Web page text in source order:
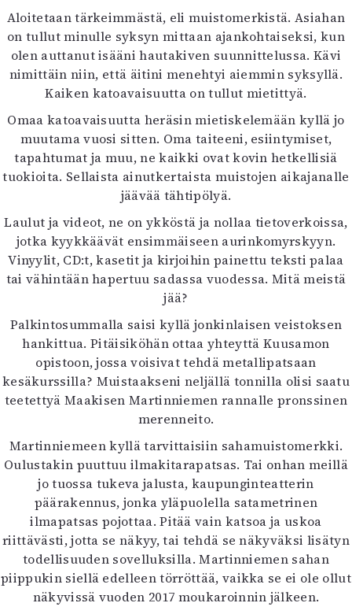
Lehdet
4/2026
2–3/2026
1/2026
6/2025
5/2025 saame
5/2025
Lehtiarkisto
Info
Tilaus ja irtonumerot
Yhteistyössä
Toimitus
Mediatiedot
Kaltio ry
Aloitetaan tärkeimmästä, eli muistomerkistä. Asiahan
on tullut minulle syksyn mittaan ajankohtaiseksi, kun
olen auttanut isääni hautakiven suunnittelussa. Kävi
nimittäin niin, että äitini menehtyi aiemmin syksyllä.
Kaiken katoavaisuutta on tullut mietittyä.
Omaa katoavaisuutta heräsin mietiskelemään kyllä jo
muutama vuosi sitten. Oma taiteeni, esiintymiset,
tapahtumat ja muu, ne kaikki ovat kovin hetkellisiä
tuokioita. Sellaista ainutkertaista muistojen aikajanalle
jäävää tähtipölyä.
Laulut ja videot, ne on ykköstä ja nollaa tietoverkoissa,
jotka kyykkäävät ensimmäiseen aurinkomyrskyyn.
Vinyylit, CD:t, kasetit ja kirjoihin painettu teksti palaa
tai vähintään hapertuu sadassa vuodessa. Mitä meistä
jää?
Palkintosummalla saisi kyllä jonkinlaisen veistoksen
hankittua. Pitäisiköhän ottaa yhteyttä Kuusamon
opistoon, jossa voisivat tehdä metallipatsaan
kesäkurssilla? Muistaakseni neljällä tonnilla olisi saatu
teetettyä Maakisen Martinniemen rannalle pronssinen
merenneito.
Martinniemeen kyllä tarvittaisiin sahamuistomerkki.
Oulustakin puuttuu ilmakitarapatsas. Tai onhan meillä
jo tuossa tukeva jalusta, kaupunginteatterin
päärakennus, jonka yläpuolella satametrinen
ilmapatsas pojottaa. Pitää vain katsoa ja uskoa
riittävästi, jotta se näkyy, tai tehdä se näkyväksi lisätyn
todellisuuden sovelluksilla. Martinniemen sahan
piippukin siellä edelleen törröttää, vaikka se ei ole ollut
näkyvissä vuoden 2017 moukaroinnin jälkeen.